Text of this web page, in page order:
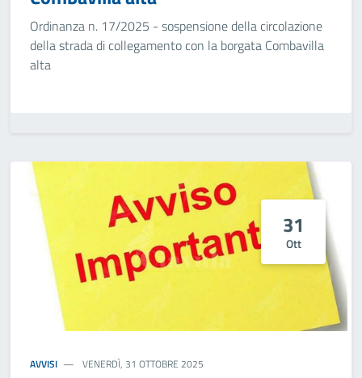
Ordinanza n. 17/2025 - sospensione della circolazione
della strada di collegamento con la borgata Combavilla
alta
31
Ott
AVVISI VENERDÌ, 31 OTTOBRE 2025